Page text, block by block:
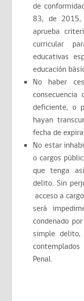
de
83, de 2015,
aprueba
curricular
educativas
educación
No haber
deficiente, o
hayan
fecha de
No estar
o cargos
que tenga
delito. Sin
acceso a
será
condenado
simple
Penal.